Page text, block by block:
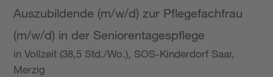
Auszubildende (m/w/d) zur Pflegefachfrau
(m/w/d) in der Seniorentagespflege
in Vollzeit (38,5 Std./Wo.), SOS-Kinderdorf Saar,
Merzig